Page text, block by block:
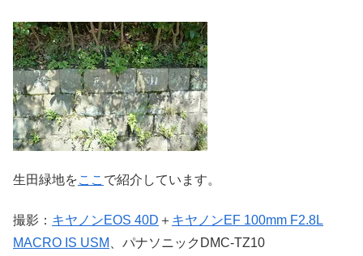
生田緑地をここ で紹介しています。
撮影： キヤノンEOS 40D ＋ キヤノンEF 100mm F2.8L
MACRO IS USM
、パナソニックDMC-TZ10